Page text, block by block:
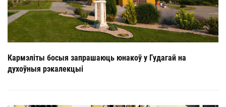
Кармэліты босыя запрашаюць юнакоў у Гудагай на
духоўныя рэкалекцыі